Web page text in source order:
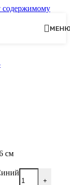
содержимому
см
+